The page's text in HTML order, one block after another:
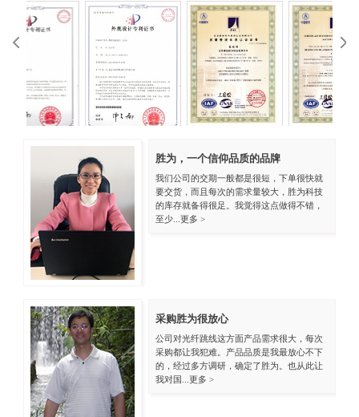
VGA外观专利
ISO9001中文 ISO9001英文
胜为，一个信仰品质的品牌
我们公司的交期一般都是很短，下单很快就
要交货，而且每次的需求量较大，胜为科技
的库存就备得很足。我觉得这点做得不错，
至少... 更多 >
采购胜为很放心
公司对光纤跳线这方面产品需求很大，每次
采购都让我犯难。产品品质是我最放心不下
的，经过多方调研，确定了胜为。也从此让
我对国...更多 >